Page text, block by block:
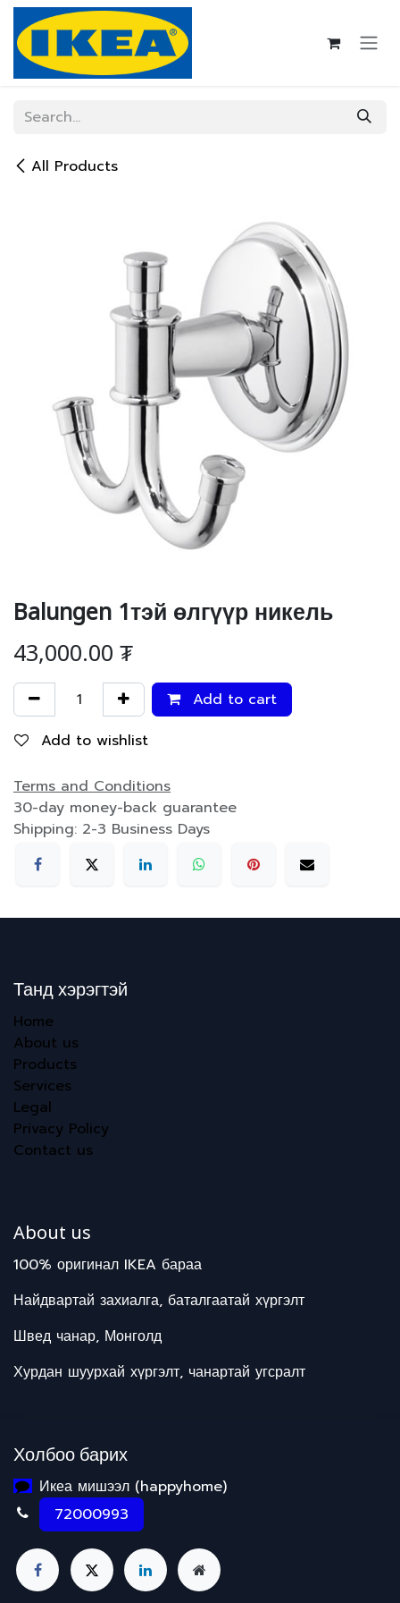
Skip to Content
All Products
Balungen 1тэй өлгүүр никель
43,000.00₮
Add to cart
Add to wishlist
Terms and Conditions
30-day money-back guarantee
Shipping: 2-3 Business Days
Танд хэрэгтэй
Home
About us
Products
Services
Legal
Privacy Policy
Contact us
About us
100% оригинал IKEA бараа
Найдвартай захиалга, баталгаатай хүргэлт
Швед чанар, Монголд
Хурдан шуурхай хүргэлт, чанартай угсралт
Холбоо барих
Икеа мишээл (happyhome)
72000993